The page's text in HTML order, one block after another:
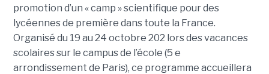
promotion d’un « camp » scientifique pour des
lycéennes de première dans toute la France.
Organisé du 19 au 24 octobre 202 lors des vacances
scolaires sur le campus de l’école (5 e
arrondissement de Paris), ce programme accueillera